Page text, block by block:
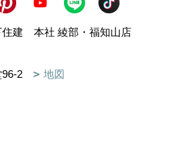
住建 本社 綾部・福知山店
96-2
地図